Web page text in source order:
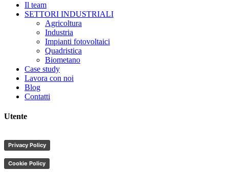
Il team
SETTORI INDUSTRIALI
Agricoltura
Industria
Impianti fotovoltaici
Quadristica
Biometano
Case study
Lavora con noi
Blog
Contatti
Utente
Privacy Policy
Cookie Policy